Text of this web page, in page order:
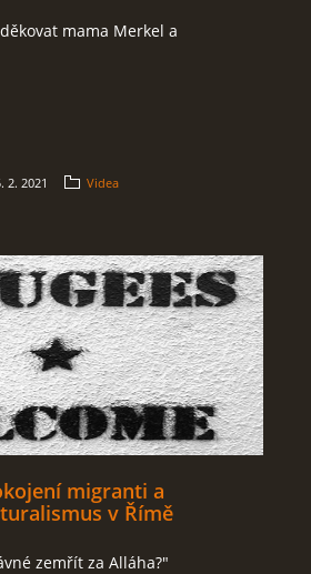
mama Merkel a
2. 2021 Videa
migranti a
v Římě
zemřít za Alláha?"